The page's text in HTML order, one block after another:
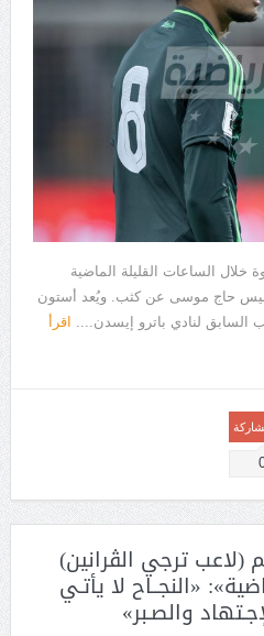
خلال الساعات القليلة الماضية
أنيس حاج موسى عن كثب. ويُعد أستون
السابق لنادي باترو إيسدن.... اقرأ
ترجي الڤرانين)
«النجــاح لا يأتـي
والصـبر»